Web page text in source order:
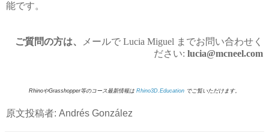
能です。
ご質問の方は、
メールで Lucia Miguel までお問い合わせく
ださい: lucia@mcneel.com
RhinoやGrasshopper等のコース最新情報は Rhino3D.Education でご覧いただけます。
原文投稿者: Andrés González